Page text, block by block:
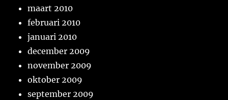
maart 2010
februari 2010
januari 2010
december 2009
november 2009
oktober 2009
september 2009